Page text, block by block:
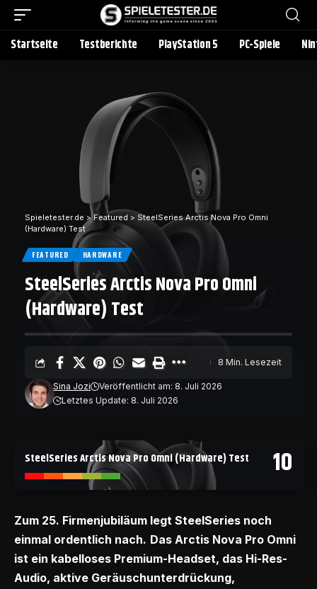
Startseite Testberichte PlayStation 5 PC-Spiele
Spieletester.de > Featured > SteelSeries Arctis Nova Pro Omni
(Hardware) Test
FEATURED HARDWARE
SteelSeries Arctis Nova Pro Omni
(Hardware) Test
Sina Jozi
Veröffentlicht am: 8. Juli 2026
Letztes Update: 8. Juli 2026
8 Min. Lesezeit
10
SteelSeries Arctis Nova Pro Omni (Hardware) Test
Zum 25. Firmenjubiläum legt SteelSeries noch
einmal ordentlich nach. Das Arctis Nova Pro Omni
ist ein kabelloses Premium-Headset, das Hi-Res-
Audio, aktive Geräuschunterdrückung,